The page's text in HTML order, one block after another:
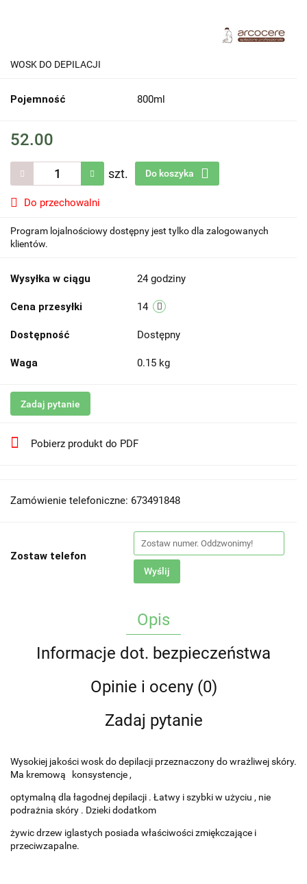
WOSK DO DEPILACJI
Pojemność 800ml
52.00
szt. Do koszyka
Do przechowalni
Program lojalnościowy dostępny jest tylko dla zalogowanych
klientów.
Wysyłka w ciągu 24 godziny
Cena przesyłki 14
Dostępność Dostępny
Waga 0.15 kg
Zadaj pytanie
Pobierz produkt do PDF
Zamówienie telefoniczne: 673491848
Zostaw telefon
Wyślij
Opis
Informacje dot. bezpieczeństwa
Opinie i oceny (0)
Zadaj pytanie
Wysokiej jakości wosk do depilacji przeznaczony do wrażliwej skóry.
Ma kremową konsystencje ,
optymalną dla łagodnej depilacji . Łatwy i szybki w użyciu , nie
podrażnia skóry . Dzieki dodatkom
żywic drzew iglastych posiada właściwości zmiękczające i
przeciwzapalne.